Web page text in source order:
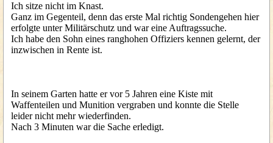
Ich sitze nicht im Knast.
Ganz im Gegenteil, denn das erste Mal richtig Sondengehen hier
erfolgte unter Militärschutz und war eine Auftragssuche.
Ich habe den Sohn eines ranghohen Offiziers kennen gelernt, der
inzwischen in Rente ist.
In seinem Garten hatte er vor 5 Jahren eine Kiste mit
Waffenteilen und Munition vergraben und konnte die Stelle
leider nicht mehr wiederfinden.
Nach 3 Minuten war die Sache erledigt.